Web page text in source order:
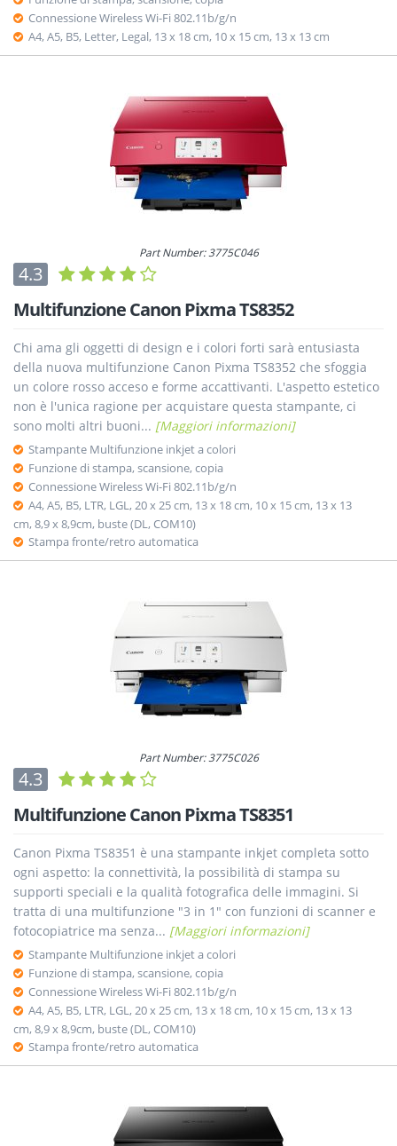
Connessione Wireless Wi-Fi 802.11b/g/n
A4, A5, B5, Letter, Legal, 13 x 18 cm, 10 x 15 cm, 13 x 13 cm
Part Number: 3775C046
4.3
Multifunzione Canon Pixma TS8352
Chi ama gli oggetti di design e i colori forti sarà entusiasta
della nuova multifunzione Canon Pixma TS8352 che sfoggia
un colore rosso acceso e forme accattivanti. L'aspetto estetico
non è l'unica ragione per acquistare questa stampante, ci
sono molti altri buoni... [Maggiori informazioni]
Stampante Multifunzione inkjet a colori
Funzione di stampa, scansione, copia
Connessione Wireless Wi-Fi 802.11b/g/n
A4, A5, B5, LTR, LGL, 20 x 25 cm, 13 x 18 cm, 10 x 15 cm, 13 x 13
cm, 8,9 x 8,9cm, buste (DL, COM10)
Stampa fronte/retro automatica
Part Number: 3775C026
4.3
Multifunzione Canon Pixma TS8351
Canon Pixma TS8351 è una stampante inkjet completa sotto
ogni aspetto: la connettività, la possibilità di stampa su
supporti speciali e la qualità fotografica delle immagini. Si
tratta di una multifunzione "3 in 1" con funzioni di scanner e
fotocopiatrice ma senza... [Maggiori informazioni]
Stampante Multifunzione inkjet a colori
Funzione di stampa, scansione, copia
Connessione Wireless Wi-Fi 802.11b/g/n
A4, A5, B5, LTR, LGL, 20 x 25 cm, 13 x 18 cm, 10 x 15 cm, 13 x 13
cm, 8,9 x 8,9cm, buste (DL, COM10)
Stampa fronte/retro automatica